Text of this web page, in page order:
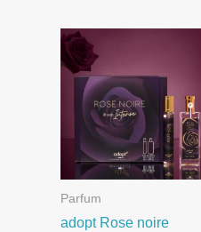
Parfum
adopt Rose noire